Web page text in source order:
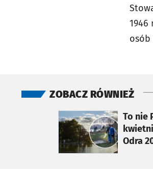
1946
osób
ZOBACZ RÓWNIEŻ
To nie
Odra
otworzy się w nowej